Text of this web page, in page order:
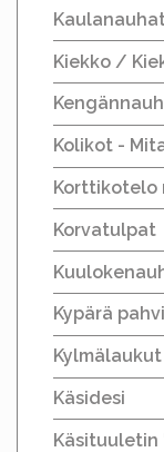
Kiekko /
Kolikot -
Korttikotelo
Korvatulpat
Kypärä
Kylmälaukut
Käsidesi
Käsituuletin